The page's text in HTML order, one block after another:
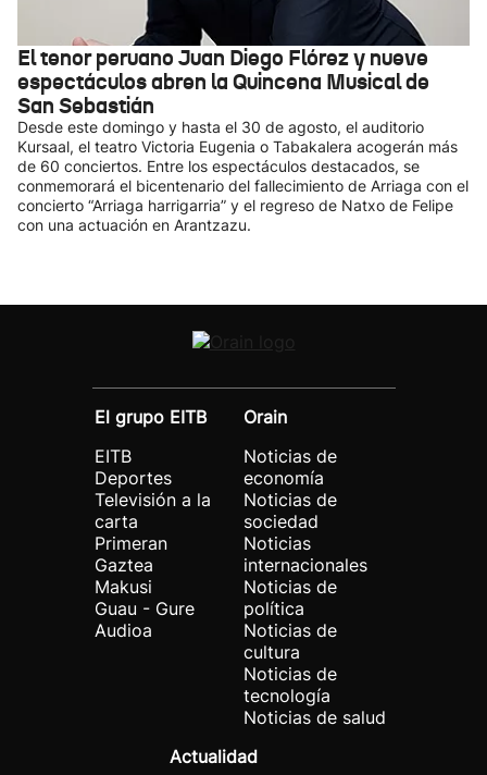
El tenor peruano Juan Diego Flórez y nueve
espectáculos abren la Quincena Musical de
San Sebastián
Desde este domingo y hasta el 30 de agosto, el auditorio
Kursaal, el teatro Victoria Eugenia o Tabakalera acogerán más
de 60 conciertos. Entre los espectáculos destacados, se
conmemorará el bicentenario del fallecimiento de Arriaga con el
concierto “Arriaga harrigarria” y el regreso de Natxo de Felipe
con una actuación en Arantzazu.
El grupo EITB
EITB
Deportes
Televisión a la
carta
Primeran
Gaztea
Makusi
Guau - Gure
Audioa
Orain
Noticias de
economía
Noticias de
sociedad
Noticias
internacionales
Noticias de
política
Noticias de
cultura
Noticias de
tecnología
Noticias de salud
Actualidad